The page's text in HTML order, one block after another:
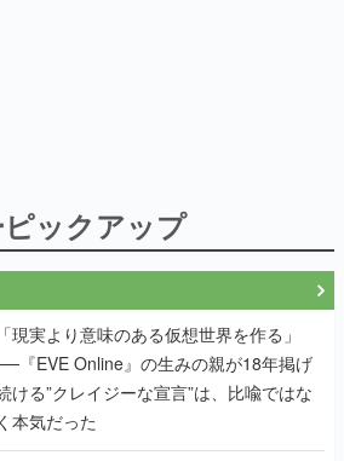
ックアップ
「現実より意味のある仮想世界を作る」
『EVE Online』の生みの親が18年掲げ
ける”クレイジーな宣言”は、比喩ではな
く本気だった